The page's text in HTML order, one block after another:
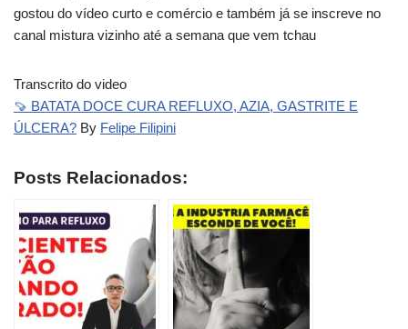
gostou do vídeo curto e comércio e também já se inscreve no
canal mistura vizinho até a semana que vem tchau
Transcrito do video
🍠 BATATA DOCE CURA REFLUXO, AZIA, GASTRITE E
ÚLCERA? By Felipe Filipini
Posts Relacionados: